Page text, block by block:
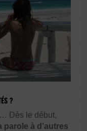
?
Dès le début,
parole à d’autres